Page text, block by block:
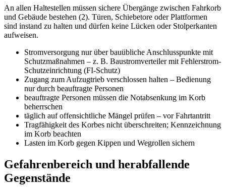
An allen Haltestellen müssen sichere Übergänge zwischen Fahrkorb
und Gebäude bestehen (2). Türen, Schiebetore oder Plattformen
sind instand zu halten und dürfen keine Lücken oder Stolperkanten
aufweisen.
Stromversorgung nur über bauübliche Anschlusspunkte mit
Schutzmaßnahmen – z. B. Baustromverteiler mit Fehlerstrom-
Schutzeinrichtung (FI-Schutz)
Zugang zum Aufzugtrieb verschlossen halten – Bedienung
nur durch beauftragte Personen
beauftragte Personen müssen die Notabsenkung im Korb
beherrschen
täglich auf offensichtliche Mängel prüfen – vor Fahrtantritt
Tragfähigkeit des Korbes nicht überschreiten; Kennzeichnung
im Korb beachten
Lasten im Korb gegen Kippen und Wegrollen sichern
Gefahrenbereich und herabfallende
Gegenstände